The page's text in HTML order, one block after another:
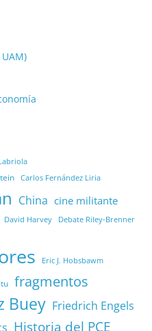
Carlos Fernández Liria
China cine militante
David Harvey Debate Riley-Brenner
Eric J. Hobsbawm
fragmentos
Buey Friedrich Engels
Historia del PCE